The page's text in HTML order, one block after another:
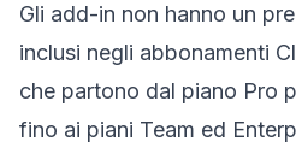
Gli add-in non hanno un
inclusi negli abbonamenti
che partono dal piano Pro
fino ai piani Team ed